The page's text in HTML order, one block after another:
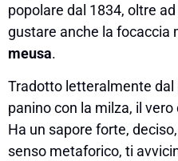
popolare dal 1834, oltre
gustare anche la focaccia
meusa.
Tradotto letteralmente
panino con la milza, il
Ha un sapore forte,
senso metaforico, ti